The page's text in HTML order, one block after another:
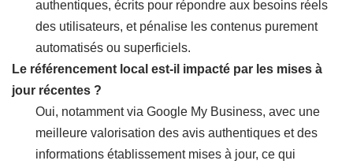
authentiques, écrits pour répondre aux besoins réels
des utilisateurs, et pénalise les contenus purement
automatisés ou superficiels.
Le référencement local est-il impacté par les mises à
jour récentes ?
Oui, notamment via Google My Business, avec une
meilleure valorisation des avis authentiques et des
informations établissement mises à jour, ce qui